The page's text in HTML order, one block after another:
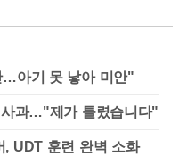
…아기 못 낳아 미안"
사과…"제가 틀렸습니다"
UDT 훈련 완벽 소화